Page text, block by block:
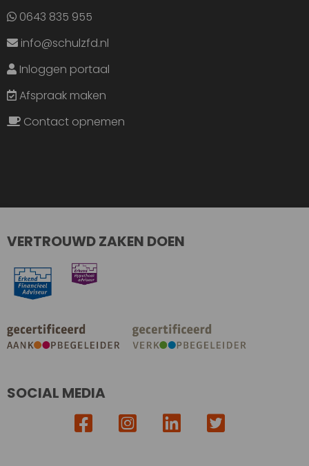
0643 835 955
info@schulzfd.nl
Inloggen portaal
Afspraak maken
Contact opnemen
VERTROUWD ZAKEN DOEN
SOCIAL MEDIA